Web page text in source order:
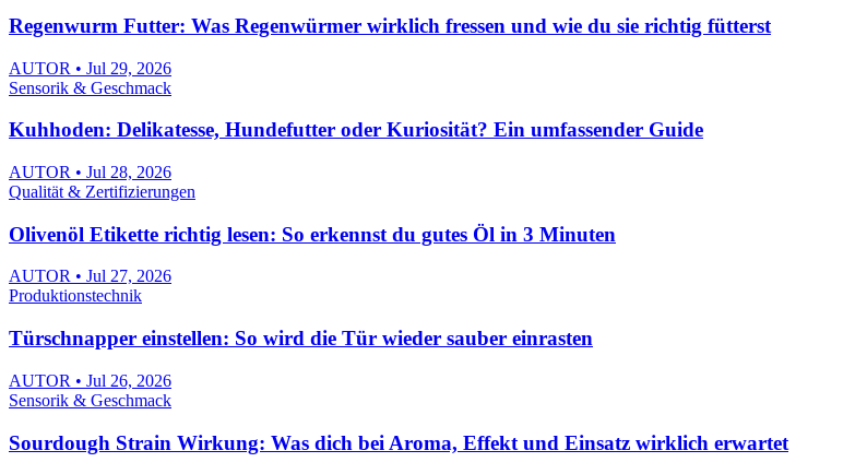
Regenwurm Futter: Was Regenwürmer wirklich fressen und wie du sie richtig fütterst
AUTOR • Jul 29, 2026
Sensorik & Geschmack
Kuhhoden: Delikatesse, Hundefutter oder Kuriosität? Ein umfassender Guide
AUTOR • Jul 28, 2026
Qualität & Zertifizierungen
Olivenöl Etikette richtig lesen: So erkennst du gutes Öl in 3 Minuten
AUTOR • Jul 27, 2026
Produktionstechnik
Türschnapper einstellen: So wird die Tür wieder sauber einrasten
AUTOR • Jul 26, 2026
Sensorik & Geschmack
Sourdough Strain Wirkung: Was dich bei Aroma, Effekt und Einsatz wirklich erwartet